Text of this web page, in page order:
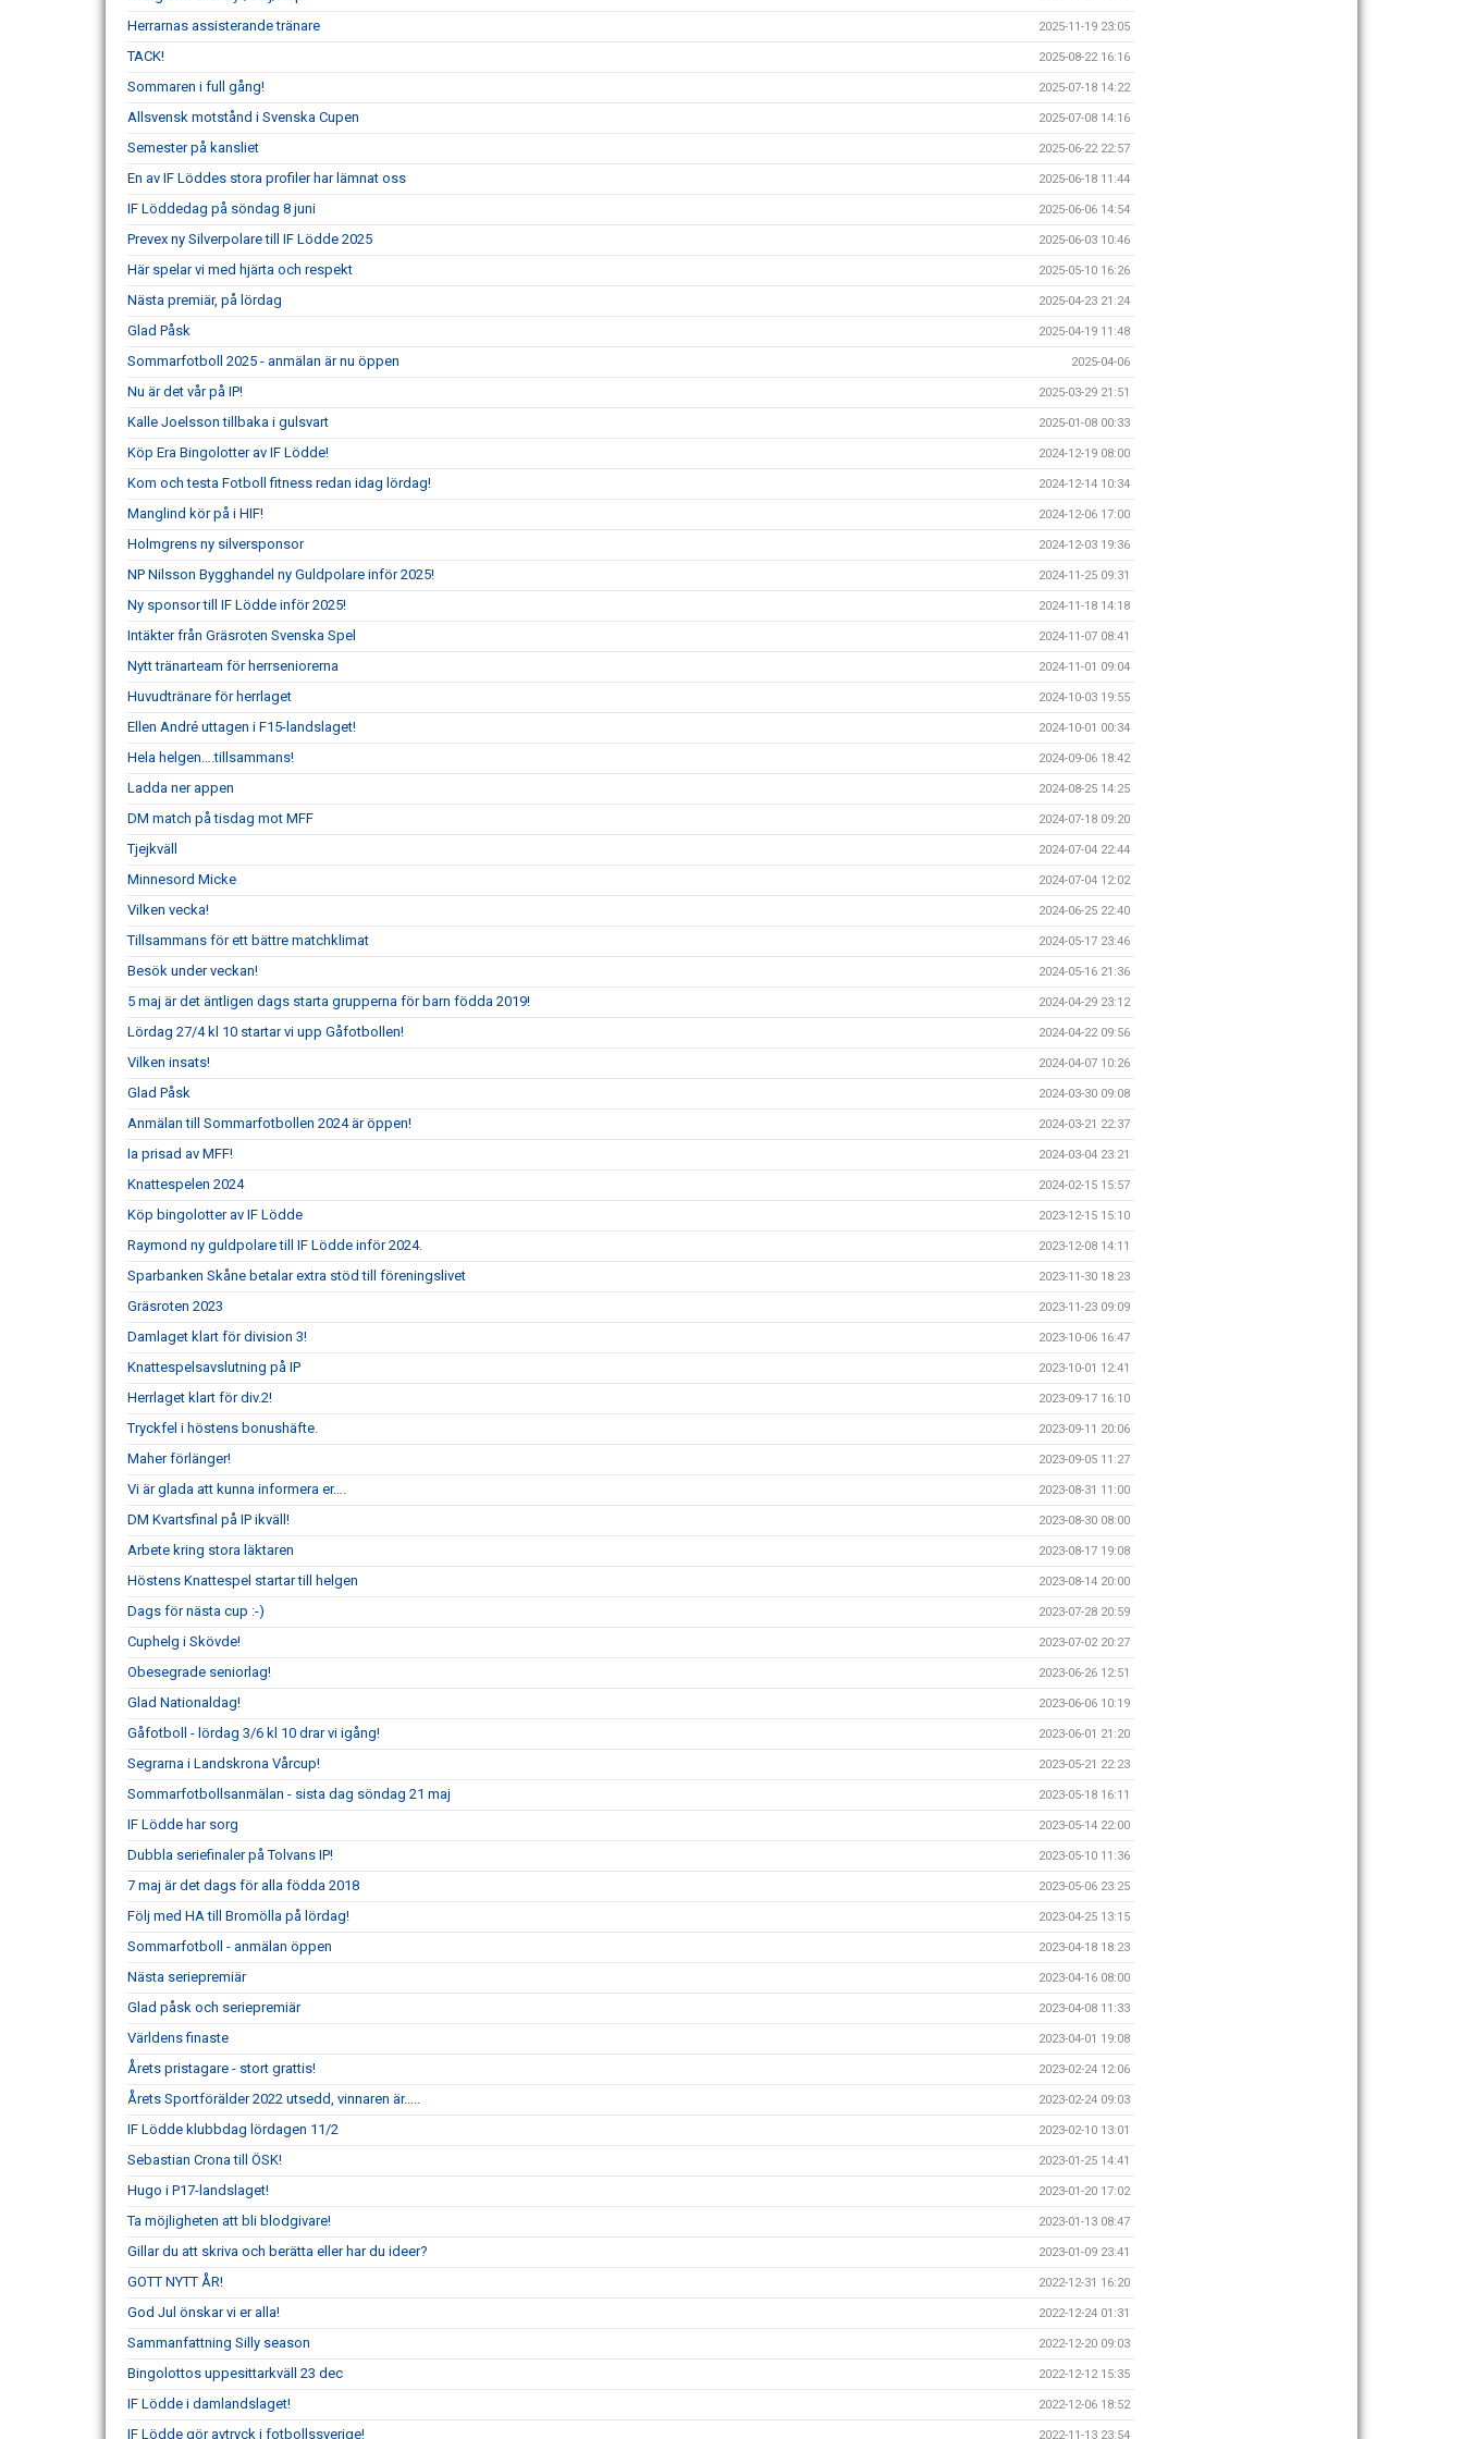
Herrarnas assisterande tränare 2025-11-19 23:05
TACK! 2025-08-22 16:16
Sommaren i full gång! 2025-07-18 14:22
Allsvensk motstånd i Svenska Cupen 2025-07-08 14:16
Semester på kansliet 2025-06-22 22:57
En av IF Löddes stora profiler har lämnat oss 2025-06-18 11:44
IF Löddedag på söndag 8 juni 2025-06-06 14:54
Prevex ny Silverpolare till IF Lödde 2025 2025-06-03 10:46
Här spelar vi med hjärta och respekt 2025-05-10 16:26
Nästa premiär, på lördag 2025-04-23 21:24
Glad Påsk 2025-04-19 11:48
Sommarfotboll 2025 - anmälan är nu öppen 2025-04-06
Nu är det vår på IP! 2025-03-29 21:51
Kalle Joelsson tillbaka i gulsvart 2025-01-08 00:33
Köp Era Bingolotter av IF Lödde! 2024-12-19 08:00
Kom och testa Fotboll fitness redan idag lördag! 2024-12-14 10:34
Manglind kör på i HIF! 2024-12-06 17:00
Holmgrens ny silversponsor 2024-12-03 19:36
NP Nilsson Bygghandel ny Guldpolare inför 2025! 2024-11-25 09:31
Ny sponsor till IF Lödde inför 2025! 2024-11-18 14:18
Intäkter från Gräsroten Svenska Spel 2024-11-07 08:41
Nytt tränarteam för herrseniorerna 2024-11-01 09:04
Huvudtränare för herrlaget 2024-10-03 19:55
Ellen André uttagen i F15-landslaget! 2024-10-01 00:34
Hela helgen….tillsammans! 2024-09-06 18:42
Ladda ner appen 2024-08-25 14:25
DM match på tisdag mot MFF 2024-07-18 09:20
Tjejkväll 2024-07-04 22:44
Minnesord Micke 2024-07-04 12:02
Vilken vecka! 2024-06-25 22:40
Tillsammans för ett bättre matchklimat 2024-05-17 23:46
Besök under veckan! 2024-05-16 21:36
5 maj är det äntligen dags starta grupperna för barn födda 2019! 2024-04-29 23:12
Lördag 27/4 kl 10 startar vi upp Gåfotbollen! 2024-04-22 09:56
Vilken insats! 2024-04-07 10:26
Glad Påsk 2024-03-30 09:08
Anmälan till Sommarfotbollen 2024 är öppen! 2024-03-21 22:37
Ia prisad av MFF! 2024-03-04 23:21
Knattespelen 2024 2024-02-15 15:57
Köp bingolotter av IF Lödde 2023-12-15 15:10
Raymond ny guldpolare till IF Lödde inför 2024. 2023-12-08 14:11
Sparbanken Skåne betalar extra stöd till föreningslivet 2023-11-30 18:23
Gräsroten 2023 2023-11-23 09:09
Damlaget klart för division 3! 2023-10-06 16:47
Knattespelsavslutning på IP 2023-10-01 12:41
Herrlaget klart för div.2! 2023-09-17 16:10
Tryckfel i höstens bonushäfte. 2023-09-11 20:06
Maher förlänger! 2023-09-05 11:27
Vi är glada att kunna informera er…. 2023-08-31 11:00
DM Kvartsfinal på IP ikväll! 2023-08-30 08:00
Arbete kring stora läktaren 2023-08-17 19:08
Höstens Knattespel startar till helgen 2023-08-14 20:00
Dags för nästa cup :-) 2023-07-28 20:59
Cuphelg i Skövde! 2023-07-02 20:27
Obesegrade seniorlag! 2023-06-26 12:51
Glad Nationaldag! 2023-06-06 10:19
Gåfotboll - lördag 3/6 kl 10 drar vi igång! 2023-06-01 21:20
Segrarna i Landskrona Vårcup! 2023-05-21 22:23
Sommarfotbollsanmälan - sista dag söndag 21 maj 2023-05-18 16:11
IF Lödde har sorg 2023-05-14 22:00
Dubbla seriefinaler på Tolvans IP! 2023-05-10 11:36
7 maj är det dags för alla födda 2018 2023-05-06 23:25
Följ med HA till Bromölla på lördag! 2023-04-25 13:15
Sommarfotboll - anmälan öppen 2023-04-18 18:23
Nästa seriepremiär 2023-04-16 08:00
Glad påsk och seriepremiär 2023-04-08 11:33
Världens finaste 2023-04-01 19:08
Årets pristagare - stort grattis! 2023-02-24 12:06
Årets Sportförälder 2022 utsedd, vinnaren är..... 2023-02-24 09:03
IF Lödde klubbdag lördagen 11/2 2023-02-10 13:01
Sebastian Crona till ÖSK! 2023-01-25 14:41
Hugo i P17-landslaget! 2023-01-20 17:02
Ta möjligheten att bli blodgivare! 2023-01-13 08:47
Gillar du att skriva och berätta eller har du ideer? 2023-01-09 23:41
GOTT NYTT ÅR! 2022-12-31 16:20
God Jul önskar vi er alla! 2022-12-24 01:31
Sammanfattning Silly season 2022-12-20 09:03
Bingolottos uppesittarkväll 23 dec 2022-12-12 15:35
IF Lödde i damlandslaget! 2022-12-06 18:52
IF Lödde gör avtryck i fotbollssverige! 2022-11-13 23:54